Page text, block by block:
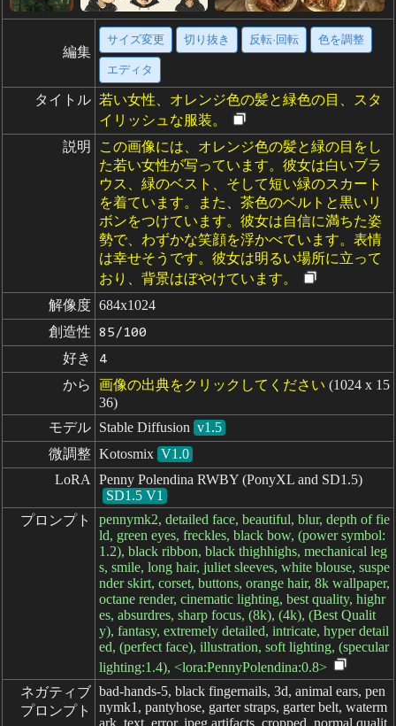
編集
サイズ変更 切り抜き 反転·回転 色を調整
エディタ
タイトル 若い女性、オレンジ色の髪と緑色の目、スタ
イリッシュな服装。
説明
この画像には、オレンジ色の髪と緑の目をし
た若い女性が写っています。彼女は白いブラ
ウス、緑のベスト、そして短い緑のスカート
を着ています。また、茶色のベルトと黒いリ
ボンをつけています。彼女は自信に満ちた姿
勢で、わずかな笑顔を浮かべています。表情
は幸せそうです。彼女は明るい場所に立って
おり、背景はぼやけています。
解像度 684x1024
創造性
85/100
好き 4
から 画像の出典をクリックしてください (1024 x 15
36)
モデル Stable Diffusion v1.5
微調整 Kotosmix V1.0
LoRA
Penny Polendina RWBY (PonyXL and SD1.5)
SD1.5 V1
プロンプト
pennymk2, detailed face, beautiful, blur, depth of fie
ld, green eyes, freckles, black bow, (power symbol:
1.2), black ribbon, black thighhighs, mechanical leg
s, smile, long hair, juliet sleeves, white blouse, suspe
nder skirt, corset, buttons, orange hair, 8k wallpaper,
octane render, cinematic lighting, best quality, highr
es, absurdres, sharp focus, (8k), (4k), (Best Qualit
y), fantasy, extremely detailed, intricate, hyper detail
ed, (perfect face), illustration, soft lighting, (specular
lighting:1.4), <lora:PennyPolendina:0.8>
ネガティブ
プロンプト
bad-hands-5, black fingernails, 3d, animal ears, pen
nymk1, pantyhose, garter straps, garter belt, waterm
ark, text, error, jpeg artifacts, cropped, normal qualit